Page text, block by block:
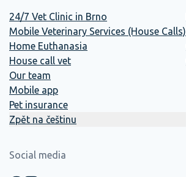
24/7 Vet Clinic in Brno
Mobile Veterinary Services (House Calls)
Home Euthanasia
House call vet
Our team
Mobile app
Pet insurance
Zpět na češtinu
Social media